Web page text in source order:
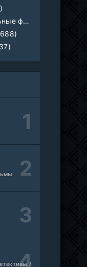
Документальные фильмы (1923)
/